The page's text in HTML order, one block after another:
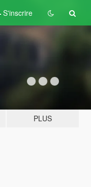
S'inscrire
PLUS